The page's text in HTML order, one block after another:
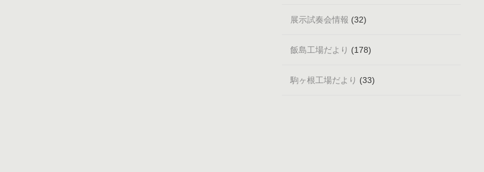
展示試奏会情報 (32)
飯島工場だより (178)
駒ヶ根工場だより (33)